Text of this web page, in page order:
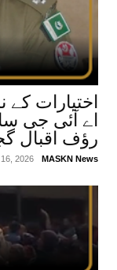
اختیارات کے
اے آئی جی
رؤف اقبال
MASKN News
2026